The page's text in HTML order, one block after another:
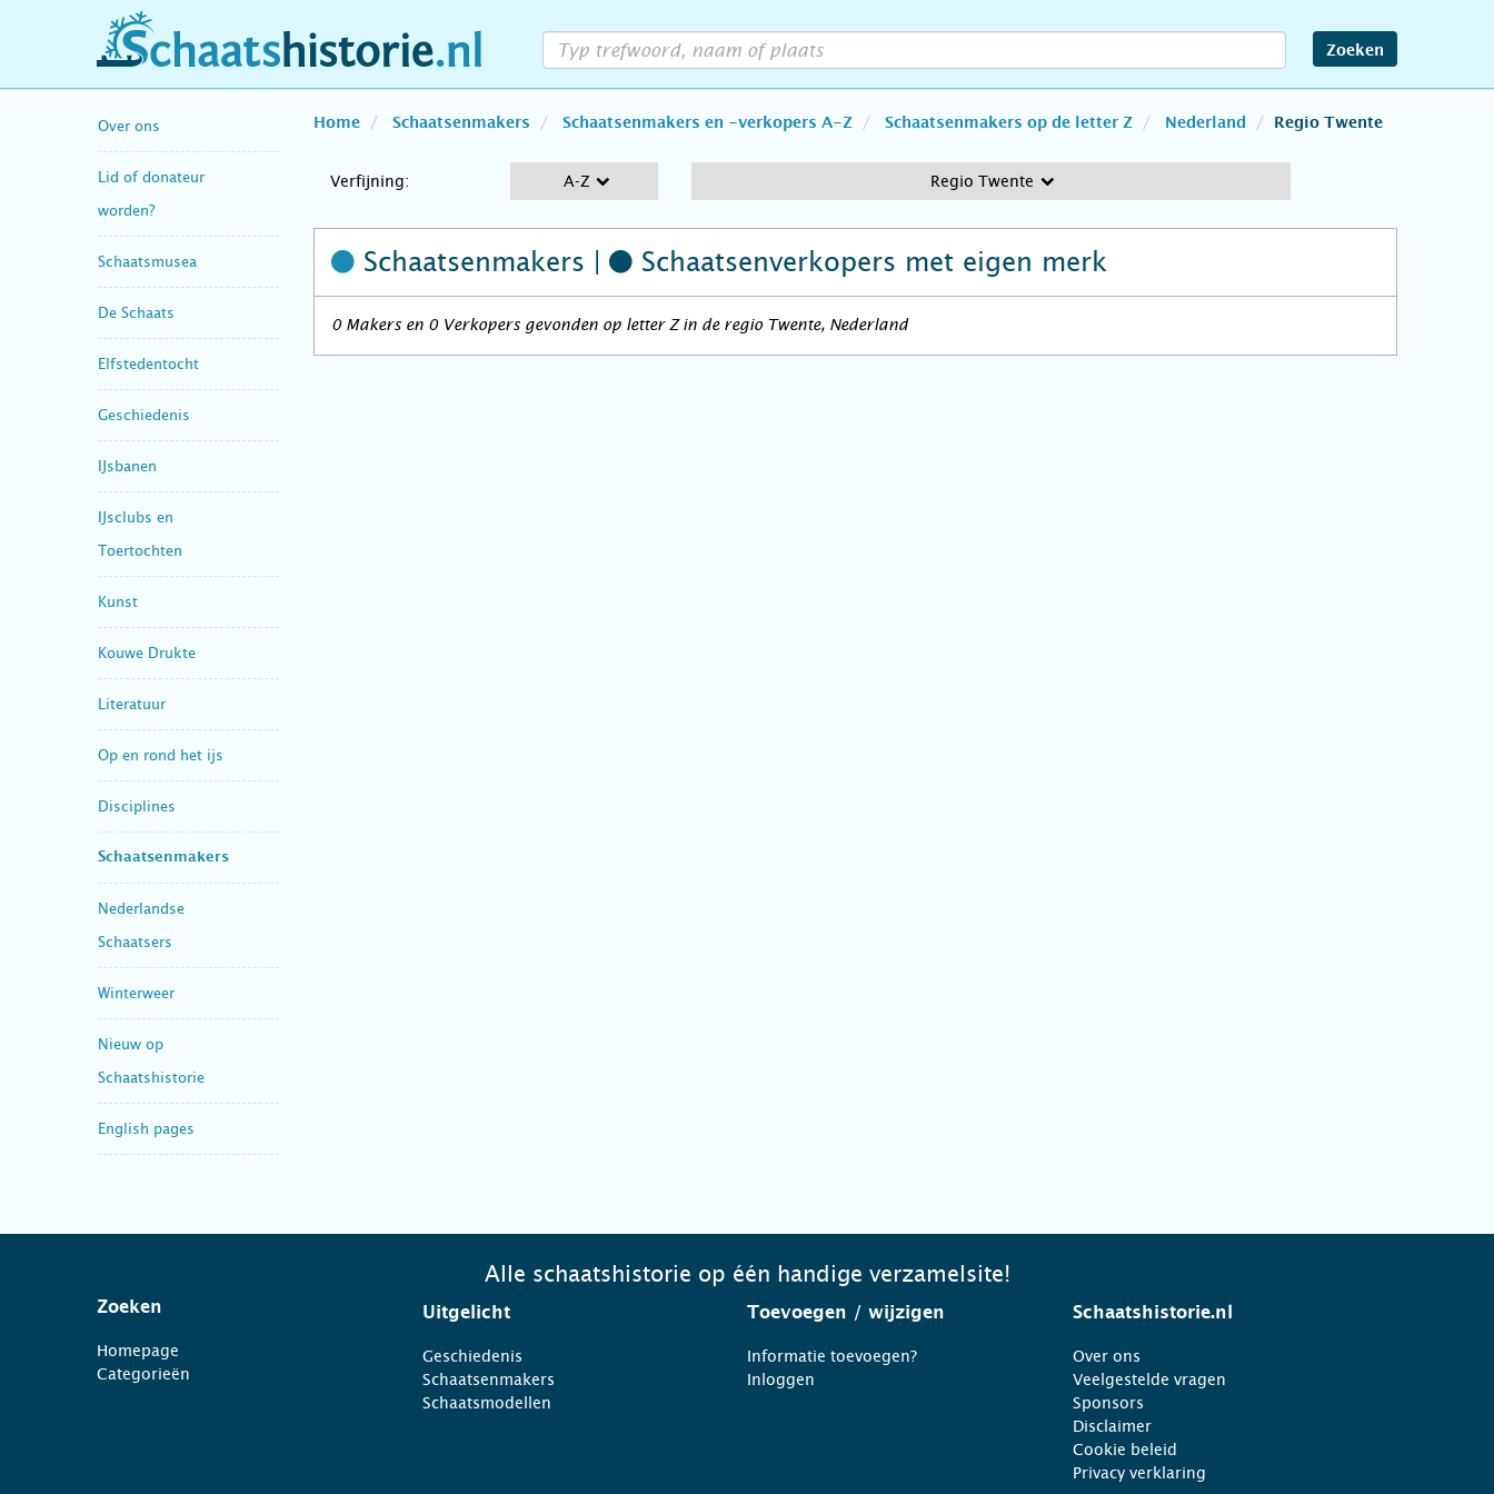
schaatshistorie.nl Zoeken
Over ons
Lid of donateur
worden?
Schaatsmusea
De Schaats
Elfstedentocht
Geschiedenis
IJsbanen
IJsclubs en
Toertochten
Kunst
Kouwe Drukte
Literatuur
Op en rond het ijs
Disciplines
Schaatsenmakers
Nederlandse
Schaatsers
Winterweer
Nieuw op
Schaatshistorie
English pages
Home Schaatsenmakers Schaatsenmakers en -verkopers A-Z Schaatsenmakers op de letter Z Nederland Regio Twente
Verfijning: A-Z Regio Twente
Schaatsenmakers | Schaatsenverkopers met eigen merk
0 Makers en 0 Verkopers gevonden op letter Z in de regio Twente, Nederland
Alle schaatshistorie op één handige verzamelsite!
Zoeken
Homepage
Categorieën
Uitgelicht
Geschiedenis
Schaatsenmakers
Schaatsmodellen
Toevoegen / wijzigen
Informatie toevoegen?
Inloggen
Schaatshistorie.nl
Over ons
Veelgestelde vragen
Sponsors
Disclaimer
Cookie beleid
Privacy verklaring